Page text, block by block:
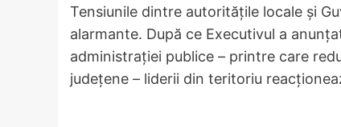
Tensiunile dintre autoritățile locale și
alarmante. După ce Executivul a
administrației publice – printre care
județene – liderii din teritoriu